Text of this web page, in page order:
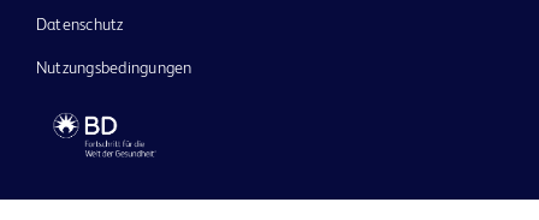
Datenschutz
Nutzungsbedingungen